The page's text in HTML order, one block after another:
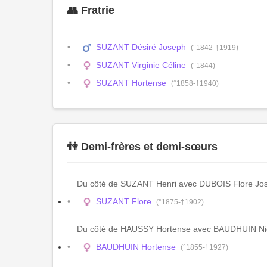
👥 Fratrie
SUZANT Désiré Joseph (°1842-†1919)
SUZANT Virginie Céline (°1844)
SUZANT Hortense (°1858-†1940)
👫 Demi-frères et demi-sœurs
Du côté de SUZANT Henri avec DUBOIS Flore
SUZANT Flore
(°1875-†1902)
Du côté de HAUSSY Hortense avec BAUDHUIN
BAUDHUIN Hortense
(°1855-†1927)